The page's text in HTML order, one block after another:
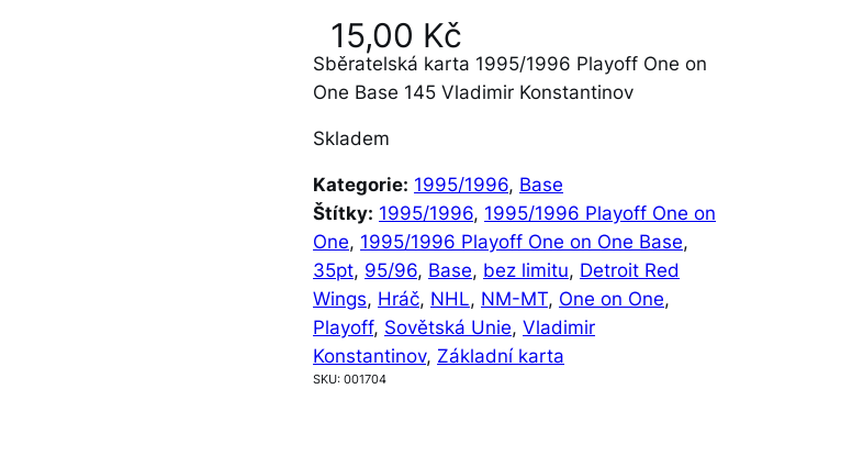
15,00 Kč
Sběratelská karta 1995/1996 Playoff One on
One Base 145 Vladimir Konstantinov
Skladem
Kategorie: 1995/1996, Base
Štítky: 1995/1996, 1995/1996 Playoff One on
One, 1995/1996 Playoff One on One Base
35pt, 95/96, Base, bez limitu, Detroit Red
Wings, Hráč, NHL, NM-MT, One on One
Playoff, Sovětská Unie, Vladimir
Konstantinov, Základní karta
SKU: 001704